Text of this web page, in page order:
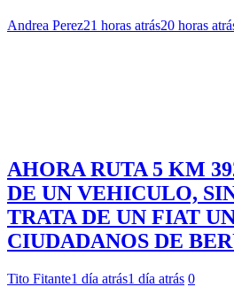
Andrea Perez21 horas atrás20 horas
AHORA RUTA 5 KM
DE UN VEHICULO,
TRATA DE UN FIAT
CIUDADANOS DE
Tito Fitante1 día atrás1 día atrás 0